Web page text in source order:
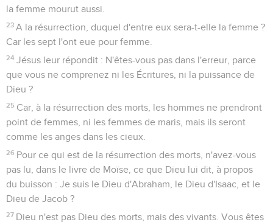
la femme mourut aussi.
23 A la résurrection, duquel d'entre eux sera-t-elle la femme ?
Car les sept l'ont eue pour femme.
24 Jésus leur répondit : N'êtes-vous pas dans l'erreur, parce
que vous ne comprenez ni les Écritures, ni la puissance de
Dieu ?
25 Car, à la résurrection des morts, les hommes ne prendront
point de femmes, ni les femmes de maris, mais ils seront
comme les anges dans les cieux.
26 Pour ce qui est de la résurrection des morts, n'avez-vous
pas lu, dans le livre de Moïse, ce que Dieu lui dit, à propos
du buisson : Je suis le Dieu d'Abraham, le Dieu d'Isaac, et le
Dieu de Jacob ?
27 Dieu n'est pas Dieu des morts, mais des vivants. Vous êtes